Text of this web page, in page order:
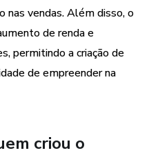
mesmo se você for
para vender seus
atraindo uma
lucros.
nas vendas. Além disso, o
de renda e
permitindo a criação de
de empreender na
criou o